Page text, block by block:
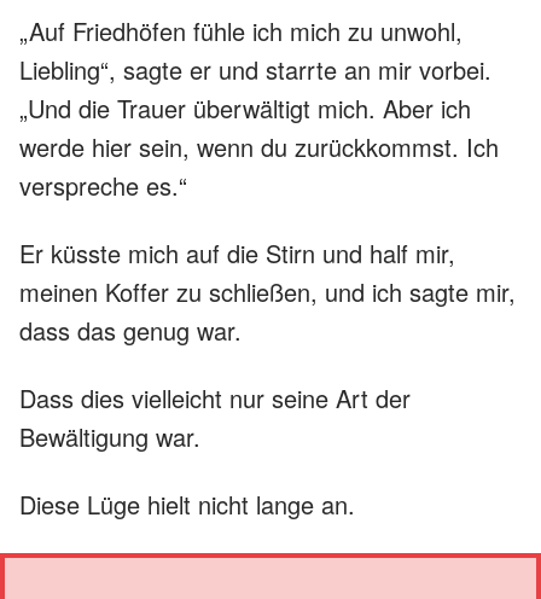
„Auf Friedhöfen fühle ich mich zu unwohl,
Liebling“, sagte er und starrte an mir vorbei.
„Und die Trauer überwältigt mich. Aber ich
werde hier sein, wenn du zurückkommst. Ich
verspreche es.“
Er küsste mich auf die Stirn und half mir,
meinen Koffer zu schließen, und ich sagte mir,
dass das genug war.
Dass dies vielleicht nur seine Art der
Bewältigung war.
Diese Lüge hielt nicht lange an.